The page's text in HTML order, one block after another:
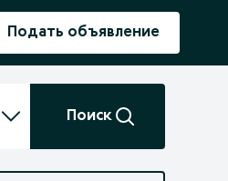
Подать объявление
Поиск